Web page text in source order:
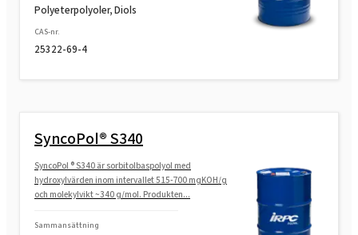
Polyeterpolyoler, Diols
CAS-nr.
25322-69-4
SyncoPol® S340
SyncoPol ® S340 är sorbitolbaspolyol med
hydroxylvärden inom intervallet 515-700 mgKOH/g
och molekylvikt ~340 g/mol. Produkten...
Sammansättning